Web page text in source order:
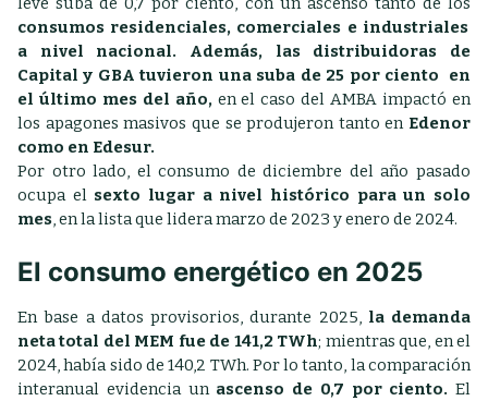
consumos residenciales, comerciales e industriales
a nivel nacional. Además, las distribuidoras de
Capital y GBA tuvieron una suba de 25 por ciento en
el último mes del año, en el caso del AMBA impactó en
los apagones masivos que se produjeron tanto en Edenor
como en Edesur.
Por otro lado, el consumo de diciembre del año pasado
ocupa el sexto lugar a nivel histórico para un solo
mes, en la lista que lidera marzo de 2023 y enero de 2024.
El consumo energético en 2025
En base a datos provisorios, durante 2025,la demanda
neta total del MEM fue de 141,2 TWh; mientras que, en el
2024, había sido de 140,2 TWh. Por lo tanto, la comparación
interanual evidencia un ascenso de 0,7 por ciento. El